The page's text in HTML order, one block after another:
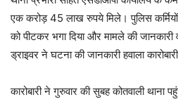
एक करोड़ 45 लाख रुपये मिले। पुलिस
को पीटकर भगा दिया और मामले की जानकारी
ड्राइवर ने घटना की जानकारी हवाला
कारोबारी ने गुरुवार की सुबह कोतवाली थाना